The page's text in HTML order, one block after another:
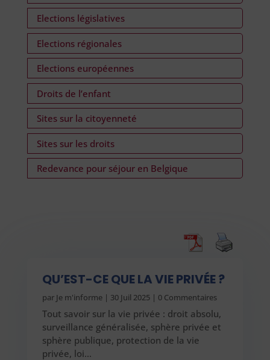
Elections législatives
Elections régionales
Elections européennes
Droits de l’enfant
Sites sur la citoyenneté
Sites sur les droits
Redevance pour séjour en Belgique
QU’EST-CE QUE LA VIE PRIVÉE ?
par Je m'informe| 30 Juil 2025| 0 Commentaires
Tout savoir sur la vie privée : droit absolu,
surveillance généralisée, sphère privée et
sphère publique, protection de la vie
privée, loi…